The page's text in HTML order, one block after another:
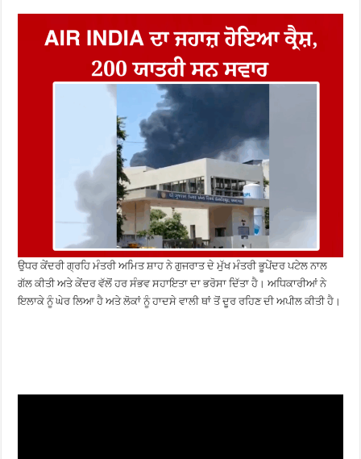
ਉਧਰ ਕੇਂਦਰੀ ਗ੍ਰਹਿ ਮੰਤਰੀ ਅਮਿਤ ਸ਼ਾਹ ਨੇ ਗੁਜਰਾਤ ਦੇ ਮੁੱਖ ਮੰਤਰੀ ਭੂਪੇਂਦਰ ਪਟੇਲ ਨਾਲ
ਗੱਲ ਕੀਤੀ ਅਤੇ ਕੇਂਦਰ ਵੱਲੋਂ ਹਰ ਸੰਭਵ ਸਹਾਇਤਾ ਦਾ ਭਰੋਸਾ ਦਿੱਤਾ ਹੈ। ਅਧਿਕਾਰੀਆਂ ਨੇ
ਇਲਾਕੇ ਨੂੰ ਘੇਰ ਲਿਆ ਹੈ ਅਤੇ ਲੋਕਾਂ ਨੂੰ ਹਾਦਸੇ ਵਾਲੀ ਥਾਂ ਤੋਂ ਦੂਰ ਰਹਿਣ ਦੀ ਅਪੀਲ ਕੀਤੀ ਹੈ।